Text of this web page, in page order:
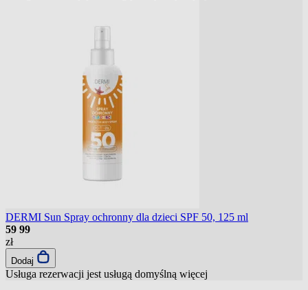
DERMI Sun Spray ochronny dla dzieci SPF 50, 125 ml
59 99
zł
Dodaj
Usługa rezerwacji jest usługą domyślną więcej